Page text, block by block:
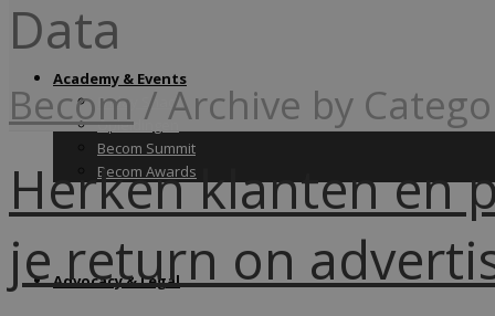
Academy & Events
Friday Snack
Opleidingen
Becom Summit
Becom Awards
Advocacy & Legal
Data
Becom / Archive by
Herken klanten en
je return on